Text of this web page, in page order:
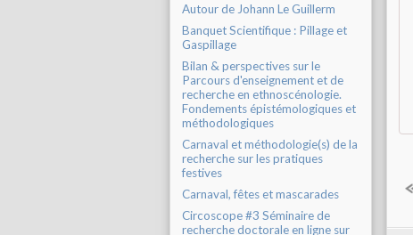
Autour de Johann Le Guillerm
Banquet Scientifique : Pillage et
Gaspillage
Bilan & perspectives sur le
Parcours d'enseignement et de
recherche en ethnoscénologie.
Fondements épistémologiques et
méthodologiques
Carnaval et méthodologie(s) de la
recherche sur les pratiques
festives
Carnaval, fêtes et mascarades
Circoscope #3 Séminaire de
recherche doctorale en ligne sur